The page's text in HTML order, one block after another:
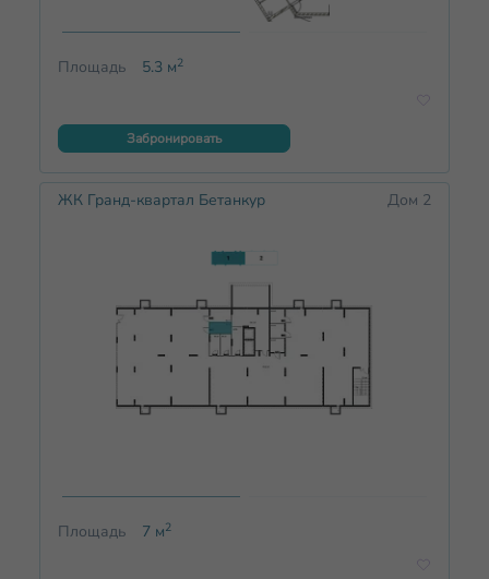
Площадь 5.3м2
Забронировать
ЖК Гранд-квартал Бетанкур Дом 2
Площадь 7м2